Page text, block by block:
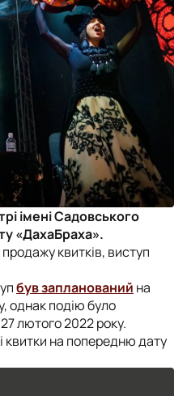
імені Садовського
«ДахаБраха».
квитків, виступ
був запланований на
однак подію було
лютого 2022 року.
квитки на попередню дату